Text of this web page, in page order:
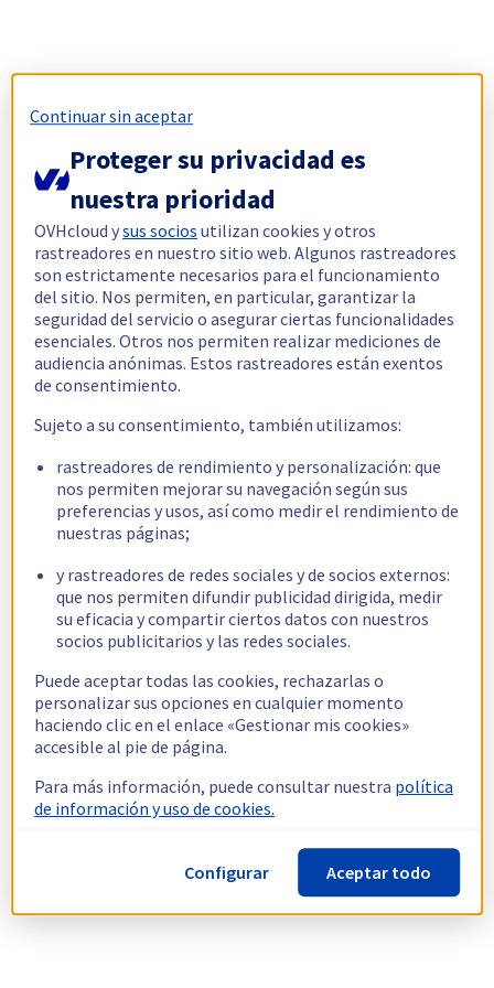
Continuar sin aceptar
Proteger su privacidad es
nuestra prioridad
OVHcloud ysus socios utilizan cookies y otros
rastreadores en nuestro sitio web. Algunos rastreadores
son estrictamente necesarios para el funcionamiento
del sitio. Nos permiten, en particular, garantizar la
seguridad del servicio o asegurar ciertas funcionalidades
esenciales. Otros nos permiten realizar mediciones de
audiencia anónimas. Estos rastreadores están exentos
de consentimiento.
Sujeto a su consentimiento, también utilizamos:
rastreadores de rendimiento y personalización: que
nos permiten mejorar su navegación según sus
preferencias y usos, así como medir el rendimiento de
nuestras páginas;
y rastreadores de redes sociales y de socios externos:
que nos permiten difundir publicidad dirigida, medir
su eficacia y compartir ciertos datos con nuestros
socios publicitarios y las redes sociales.
Puede aceptar todas las cookies, rechazarlas o
personalizar sus opciones en cualquier momento
haciendo clic en el enlace «Gestionar mis cookies»
accesible al pie de página.
Para más información, puede consultar nuestra política
de información y uso de cookies.
Configurar Aceptar todo